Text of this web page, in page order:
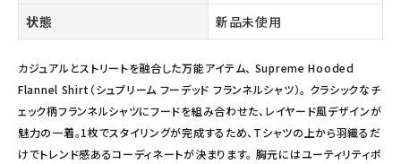
状態
新品未使用
カジュアルとストリートを融合した万能アイテム、 Supreme Hooded
Flannel Shirt（シュプリーム フーデッド フランネルシャツ）。 クラシックなチ
ェック柄フランネルシャツにフードを組み合わせた、レイヤード風デザインが
魅力の一着。1枚でスタイリングが完成するため、Tシャツの上から羽織るだ
けでトレンド感あるコーディネートが決まります。 胸元にはユーティリティポ